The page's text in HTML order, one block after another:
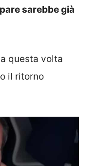
sarebbe già
questa volta
il ritorno